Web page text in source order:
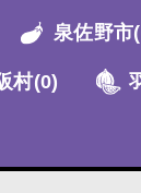
泉佐野市
村(0)